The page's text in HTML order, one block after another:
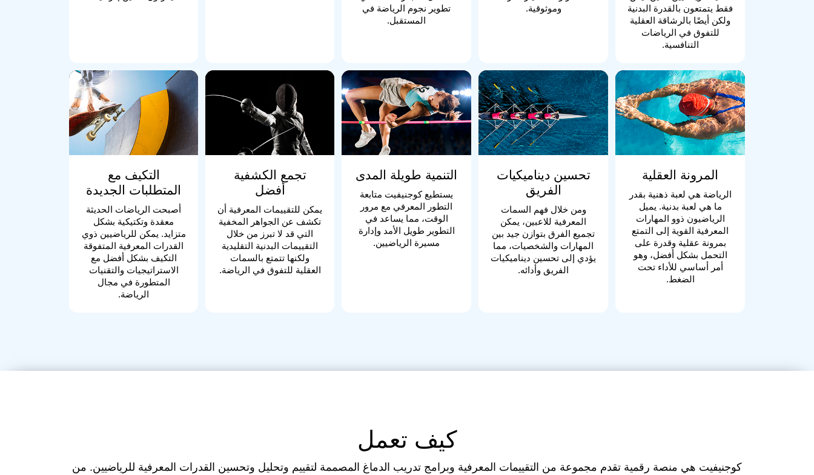
فقط يتمتعون بالقدرة البدنية
ولكن أيضًا بالرشاقة العقلية
للتفوق في الرياضات
التنافسية.
وموثوقية.
تطوير نجوم الرياضة في
المستقبل.
المرونة العقلية
الرياضة هي لعبة ذهنية بقدر
ما هي لعبة بدنية. يميل
الرياضيون ذوو المهارات
المعرفية القوية إلى التمتع
بمرونة عقلية وقدرة على
التحمل بشكل أفضل، وهو
أمر أساسي للأداء تحت
الضغط.
تحسين ديناميكيات
الفريق
ومن خلال فهم السمات
المعرفية للاعبين، يمكن
تجميع الفرق بتوازن جيد بين
المهارات والشخصيات، مما
يؤدي إلى تحسين ديناميكيات
الفريق وأدائه.
التنمية طويلة المدى
يستطيع كوجنيفيت متابعة
التطور المعرفي مع مرور
الوقت، مما يساعد في
التطوير طويل الأمد وإدارة
مسيرة الرياضيين.
تجمع الكشفية
أفضل
يمكن للتقييمات المعرفية أن
تكشف عن الجواهر المخفية
التي قد لا تبرز من خلال
التقييمات البدنية التقليدية
ولكنها تتمتع بالسمات
العقلية للتفوق في الرياضة.
التكيف مع
المتطلبات الجديدة
أصبحت الرياضات الحديثة
معقدة وتكتيكية بشكل
متزايد. يمكن للرياضيين ذوي
القدرات المعرفية المتفوقة
التكيف بشكل أفضل مع
الاستراتيجيات والتقنيات
المتطورة في مجال
الرياضة.
كيف تعمل
كوجنيفيت هي منصة رقمية تقدم مجموعة من التقييمات المعرفية وبرامج تدريب الدماغ المصممة لتقييم وتحليل وتحسين القدرات المعرفية للرياضيين. من